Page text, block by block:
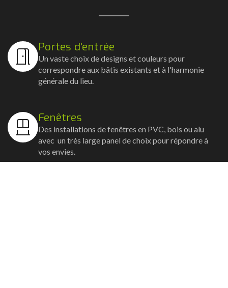
Portes d'entrée
Un vaste choix de designs et couleurs pour
correspondre aux bâtis existants et à l'harmonie
générale du lieu.
Fenêtres
Des installations de fenêtres en PVC, bois ou alu
avec un très large panel de choix pour répondre à
vos envies.